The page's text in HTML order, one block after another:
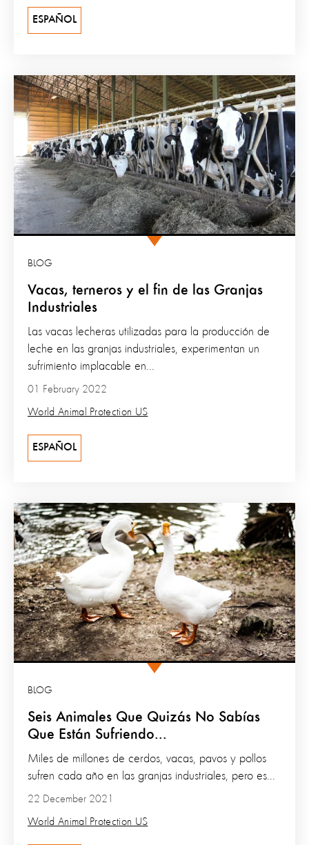
ESPAÑOL
Vacas, terneros y el fin de las Granjas
Industriales
BLOG
01 February 2022
World Animal Protection US
Las vacas lecheras utilizadas para la producción de
leche en las granjas industriales, experimentan un
sufrimiento implacable en...
ESPAÑOL
Seis Animales Que Quizás No Sabías
Que Están Sufriendo...
BLOG
22 December 2021
World Animal Protection US
Miles de millones de cerdos, vacas, pavos y pollos
sufren cada año en las granjas industriales, pero es...